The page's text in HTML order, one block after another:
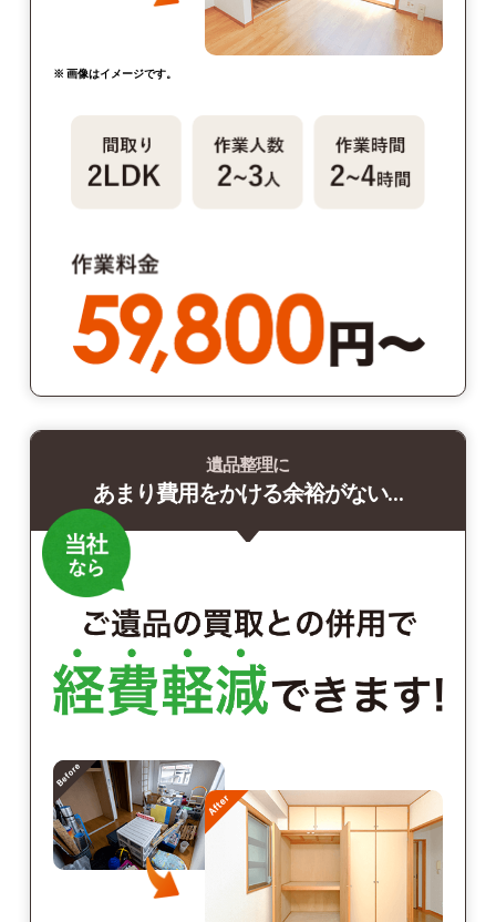
※ 画像はイメージです。
遺品整理に
あまり費用をかける余裕がない…